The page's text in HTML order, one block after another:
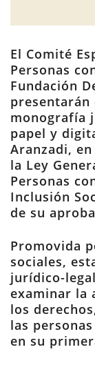
El Comité
Personas
Fundación
presentarán
monografía
papel y
Aranzadi,
la Ley
Personas
Inclusión
de su
Promovida
sociales,
jurídico-
examinar la
los
las
en su